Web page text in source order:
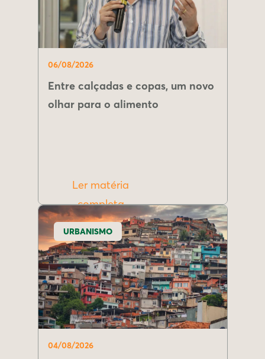
06/08/2026
Entre calçadas e copas, um novo
olhar para o alimento
Ler matéria
completa
URBANISMO
04/08/2026